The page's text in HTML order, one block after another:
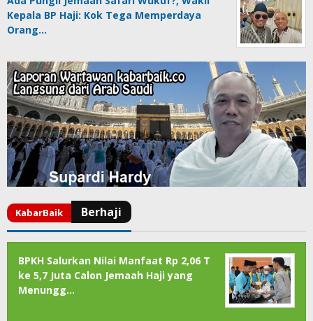
Kepala BP Haji: Kok Tega Memperdaya
Orang…
BPKH Salurkan Nilai Manfaat Rp 2,06 T
ke 5,7 Juta Calon Jemaah Haji yang
Menungg…